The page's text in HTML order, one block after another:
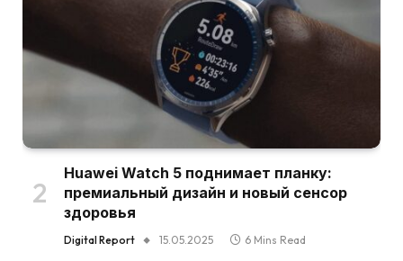
Huawei Watch 5 поднимает планку:
премиальный дизайн и новый сенсор
здоровья
Digital Report 15.05.2025 6 Mins Read